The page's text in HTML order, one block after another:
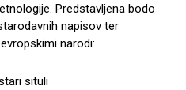
Predstavljena bodo
napisov ter
narodi:
situli